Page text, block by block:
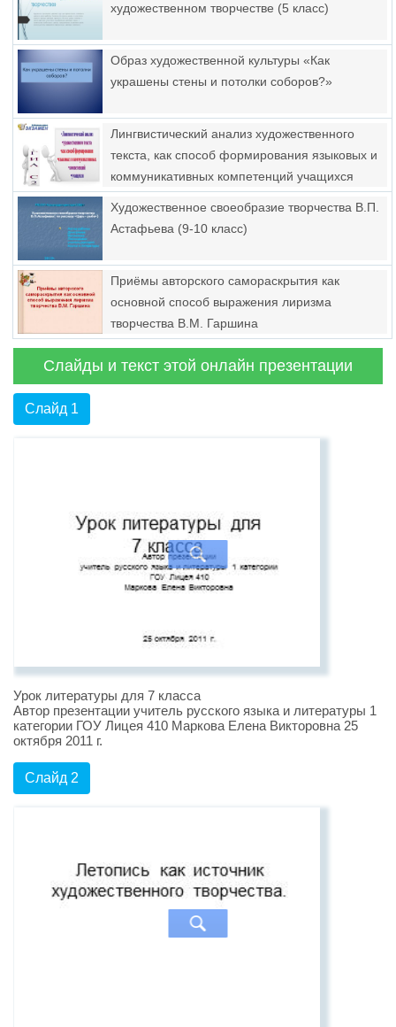
художественном творчестве (5 класс)
Образ художественной культуры «Как
украшены стены и потолки соборов?»
Лингвистический анализ художественного
текста, как способ формирования языковых и
коммуникативных компетенций учащихся
Художественное своеобразие творчества В.П.
Астафьева (9-10 класс)
Приёмы авторского самораскрытия как
основной способ выражения лиризма
творчества В.М. Гаршина
Слайды и текст этой онлайн презентации
Слайд 1
Урок литературы для 7 класса
Автор презентации учитель русского языка и литературы 1
категории ГОУ Лицея 410 Маркова Елена Викторовна 25
октября 2011 г.
Слайд 2